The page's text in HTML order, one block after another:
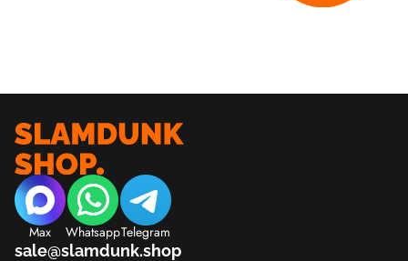
Max WhatsappTelegram
sale@slamdunk.shop